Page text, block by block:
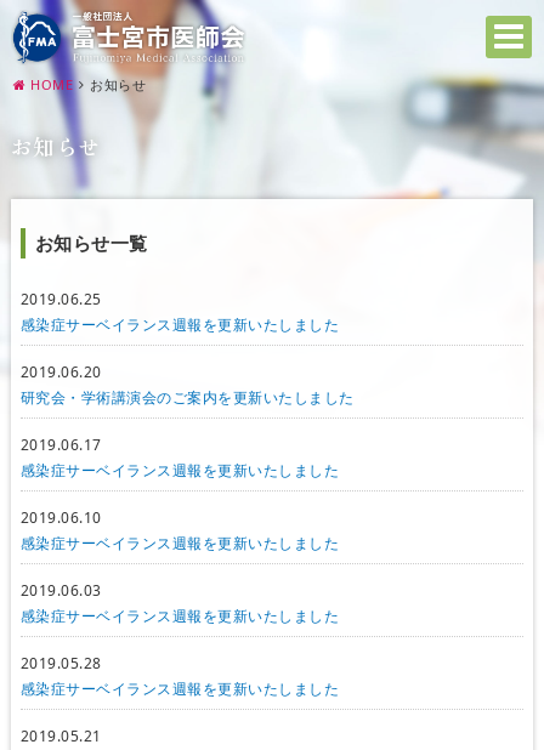
HOME お知らせ
お知らせ
お知らせ一覧
2019.06.25
感染症サーベイランス週報を更新いたしました
2019.06.20
研究会・学術講演会のご案内を更新いたしました
2019.06.17
感染症サーベイランス週報を更新いたしました
2019.06.10
感染症サーベイランス週報を更新いたしました
2019.06.03
感染症サーベイランス週報を更新いたしました
2019.05.28
感染症サーベイランス週報を更新いたしました
2019.05.21